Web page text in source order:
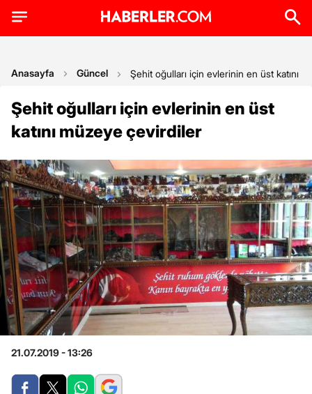
Anasayfa Güncel Şehit oğulları için evlerinin en üst katını
Şehit oğulları için evlerinin en üst
katını müzeye çevirdiler
21.07.2019 - 13:26